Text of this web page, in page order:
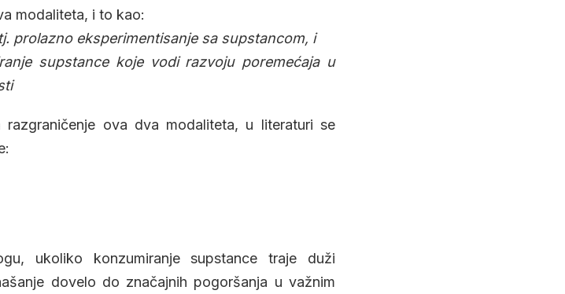
modaliteta, i to kao:
prolazno eksperimentisanje sa supstancom, i
supstance koje vodi razvoju poremećaja u
ova dva modaliteta, u literaturi se
ukoliko konzumiranje supstance traje duži
dovelo do značajnih pogoršanja u važnim